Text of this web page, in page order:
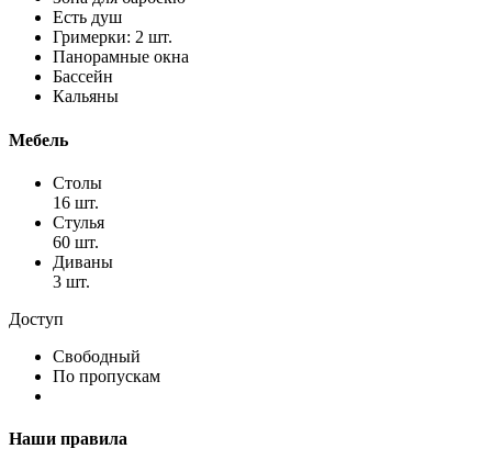
Есть душ
Гримерки: 2 шт.
Панорамные окна
Бассейн
Кальяны
Мебель
Столы
16 шт.
Стулья
60 шт.
Диваны
3 шт.
Доступ
Свободный
По пропускам
Наши правила